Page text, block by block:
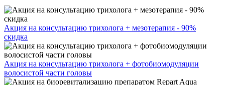
Акция на консультацию трихолога + мезотерапия - 90%
скидка
Акция на консультацию трихолога + фотобиомодуляции
волосистой части головы